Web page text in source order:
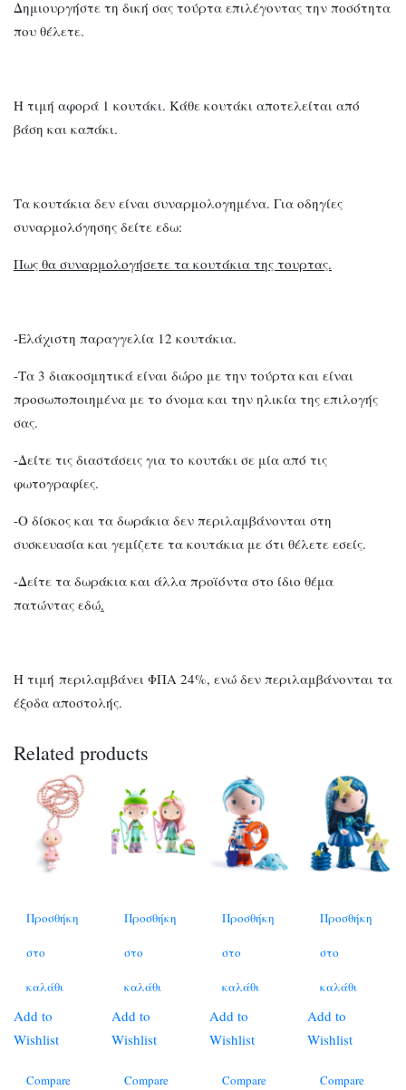
Δημιουργήστε τη δική σας τούρτα επιλέγοντας την ποσότητα
που θέλετε.
Η τιμή αφορά 1 κουτάκι. Κάθε κουτάκι αποτελείται από
βάση και καπάκι.
Τα κουτάκια δεν είναι συναρμολογημένα. Για οδηγίες
συναρμολόγησης δείτε εδω:
Πως θα συναρμολογήσετε τα κουτάκια της τουρτας.
-Ελάχιστη παραγγελία 12 κουτάκια.
-Τα 3 διακοσμητικά είναι δώρο με την τούρτα και είναι
προσωποποιημένα με το όνομα και την ηλικία της επιλογής
σας.
-Δείτε τις διαστάσεις για το κουτάκι σε μία από τις
φωτογραφίες.
-Ο δίσκος και τα δωράκια δεν περιλαμβάνονται στη
συσκευασία και γεμίζετε τα κουτάκια με ότι θέλετε εσείς.
-Δείτε τα δωράκια και άλλα προϊόντα στο ίδιο θέμα
πατώντας εδώ.
Η τιμή περιλαμβάνει ΦΠΑ 24%, ενώ δεν περιλαμβάνονται τα
έξοδα αποστολής.
Related products
Προσθήκη
στο
καλάθι
Add to
Wishlist
Compare
Προσθήκη
στο
καλάθι
Add to
Wishlist
Compare
Προσθήκη
στο
καλάθι
Add to
Wishlist
Compare
Προσθήκη
στο
καλάθι
Add to
Wishlist
Compare